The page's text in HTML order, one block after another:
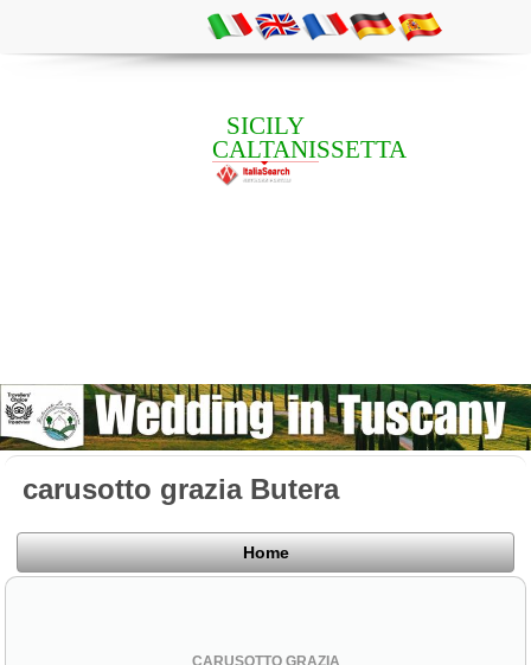
SICILY
CALTANISSETTA
carusotto grazia Butera
Home
CARUSOTTO GRAZIA